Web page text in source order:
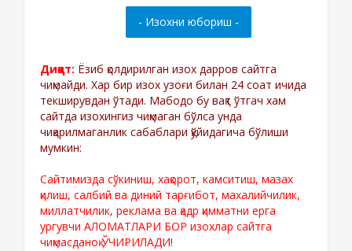
Диққат: Ёзиб қолдирилган изох дарров сайтга
чиқмайди. Хар бир изох узоғи билан 24 соат ичида
текширувдан ўтади. Мабодо бу вақт ўтгач хам
сайтда изохингиз чиқмаган бўлса унда
чиқарилмаганлик сабаблари қўйидагича бўлиши
мумкин:
Сайтимизда сўкиниш, хақорот, камситиш, мазах
қилиш, салбий ва диний тарғибот, махалийчилик,
миллатчилик, реклама ва қадр қимматни ерга
ургувчи АЛОМАТЛАРИ БОР изохлар сайтга
чиқмасданоқ ЎЧИРИЛАДИ!